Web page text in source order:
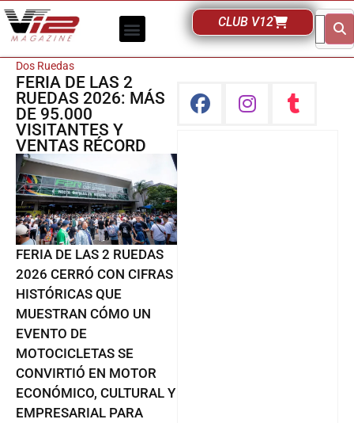
CLUB V12
Dos Ruedas
FERIA DE LAS 2
RUEDAS 2026: MÁS
DE 95.000
VISITANTES Y
VENTAS RÉCORD
FERIA DE LAS 2 RUEDAS
2026 CERRÓ CON CIFRAS
HISTÓRICAS QUE
MUESTRAN CÓMO UN
EVENTO DE
MOTOCICLETAS SE
CONVIRTIÓ EN MOTOR
ECONÓMICO, CULTURAL Y
EMPRESARIAL PARA